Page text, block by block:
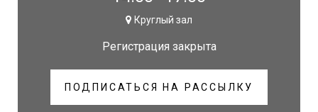
Круглый зал
Регистрация закрыта
ПОДПИСАТЬСЯ НА РАССЫЛКУ